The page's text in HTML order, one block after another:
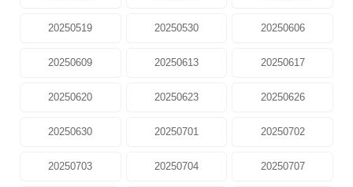
20250519 20250530 20250606
20250609 20250613 20250617
20250620 20250623 20250626
20250630 20250701 20250702
20250703 20250704 20250707